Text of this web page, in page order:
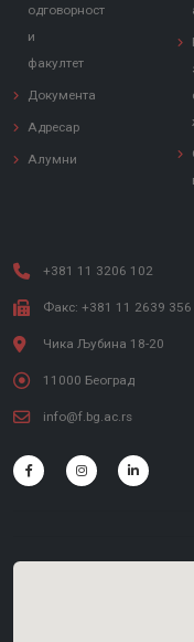
одговорност
и
факултет
Документа
Адресар
Алумни
+381 11 3206 102
Факс: +381 11 2639 356
Чика Љубина 18-20
11000 Београд
info@f.bg.ac.rs